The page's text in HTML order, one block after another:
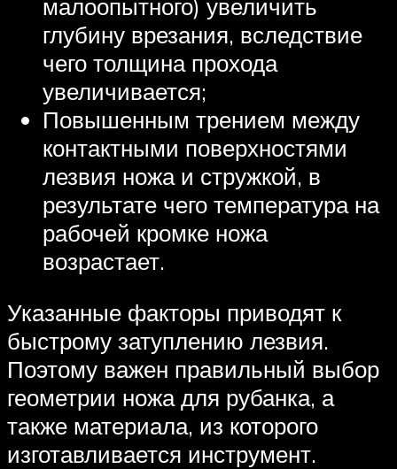
малоопытного) увеличить
глубину врезания, вследствие
чего толщина прохода
увеличивается;
Повышенным трением между
контактными поверхностями
лезвия ножа и стружкой, в
результате чего температура на
рабочей кромке ножа
возрастает.
Указанные факторы приводят к
быстрому затуплению лезвия.
Поэтому важен правильный выбор
геометрии ножа для рубанка, а
также материала, из которого
изготавливается инструмент.